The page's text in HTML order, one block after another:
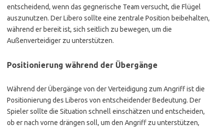
entscheidend, wenn das gegnerische Team versucht, die Flügel
auszunutzen. Der Libero sollte eine zentrale Position beibehalten,
während er bereit ist, sich seitlich zu bewegen, um die
Außenverteidiger zu unterstützen.
Positionierung während der Übergänge
Während der Übergänge von der Verteidigung zum Angriff ist die
Positionierung des Liberos von entscheidender Bedeutung. Der
Spieler sollte die Situation schnell einschätzen und entscheiden,
ob er nach vorne drängen soll, um den Angriff zu unterstützen,